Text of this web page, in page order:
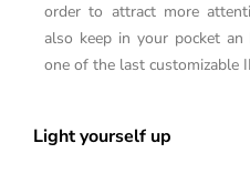
order to attract more
also keep in your pocket
one of the last customizable
Light yourself up